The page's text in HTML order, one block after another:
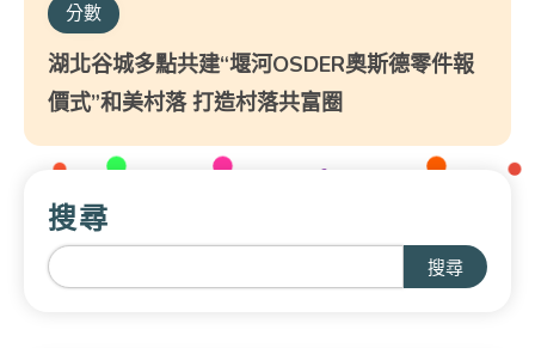
分數
湖北谷城多點共建“堰河OSDER奧斯德零件報
價式”和美村落 打造村落共富圈
搜尋
搜尋